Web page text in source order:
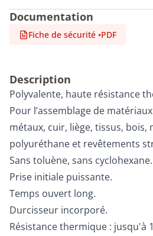
Documentation
Fiche de sécurité •PDF
Description
Polyvalente, haute résistance
Pour l’assemblage de
métaux, cuir, liège, tissus, bois,
polyuréthane et revêtements
Sans toluène, sans cyclohexane.
Prise initiale puissante.
Temps ouvert long.
Durcisseur incorporé.
Résistance thermique : jusqu'à